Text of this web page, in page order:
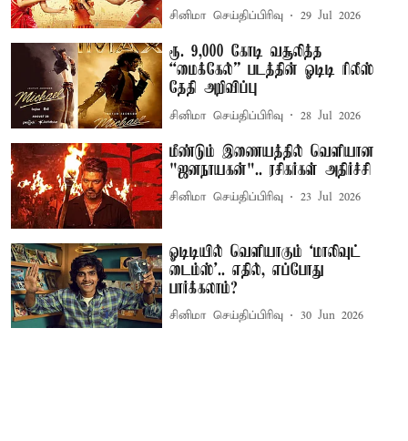
சினிமா செய்திப்பிரிவு 29 Jul 2026
ரூ. 9,000 கோடி வசூலித்த
“மைக்கேல்” படத்தின் ஓடிடி ரிலீஸ்
தேதி அறிவிப்பு
சினிமா செய்திப்பிரிவு 28 Jul 2026
மீண்டும் இணையத்தில் வெளியான
"ஜனநாயகன்".. ரசிகர்கள் அதிர்ச்சி
சினிமா செய்திப்பிரிவு 23 Jul 2026
ஓடிடியில் வெளியாகும் ‘மாலிவுட்
டைம்ஸ்’.. எதில், எப்போது
பார்க்கலாம்?
சினிமா செய்திப்பிரிவு 30 Jun 2026